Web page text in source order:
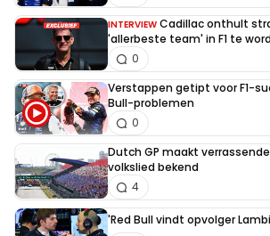
INTERVIEW Cadillac onthult
'allerbeste team' in F1 te
0
Verstappen getipt voor F1-
Bull-problemen
0
Dutch GP maakt
volkslied bekend
4
'Red Bull vindt opvolger